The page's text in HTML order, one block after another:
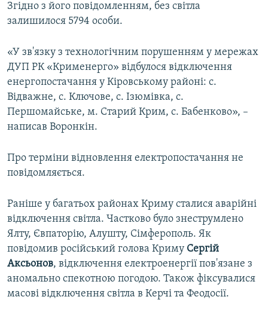
Згідно з його повідомленням, без світла
залишилося 5794 особи.
«У зв'язку з технологічним порушенням у мережах
ДУП РК «Крименерго» відбулося відключення
енергопостачання у Кіровському районі: с.
Відважне, с. Ключове, с. Ізюмівка, с.
Першомайське, м. Старий Крим, с. Бабенково», –
написав Воронкін.
Про терміни відновлення електропостачання не
повідомляється.
Раніше у багатьох районах Криму сталися аварійні
відключення світла. Частково було знеструмлено
Ялту, Євпаторію, Алушту, Сімферополь. Як
повідомив російський голова Криму Сергій
Аксьонов, відключення електроенергії пов'язане з
аномально спекотною погодою. Також фіксувалися
масові відключення світла в Керчі та Феодосії.